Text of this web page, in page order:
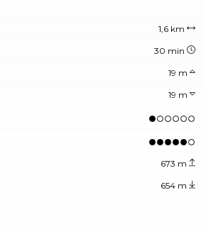
1,6 km
30 min
19 m
19 m
673 m
654 m